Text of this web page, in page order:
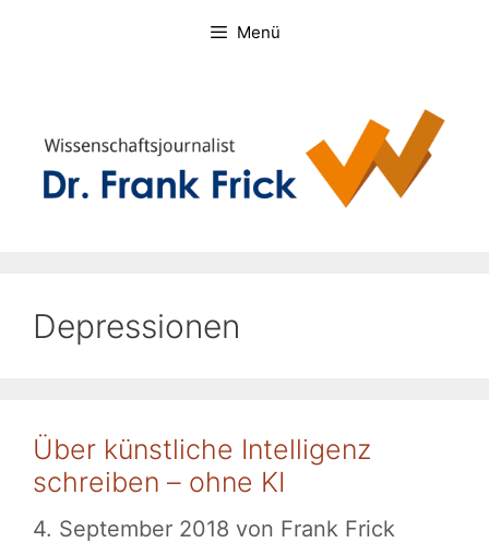
Menü
Depressionen
Über künstliche Intelligenz
schreiben – ohne KI
4. September 2018 von Frank Frick